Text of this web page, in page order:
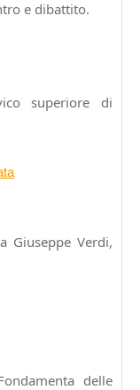
e dibattito.
superiore di
Giuseppe Verdi,
delle